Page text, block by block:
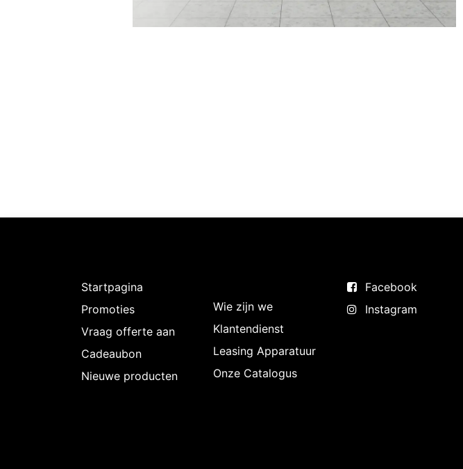
Startpagina
Promoties
Vraag offerte aan
Cadeaubon
Nieuwe producten
Wie zijn we
Klantendienst
Leasing Apparatuur
Onze Catalogus
Facebook
Instagram